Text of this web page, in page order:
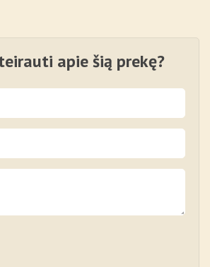
apie šią prekę?